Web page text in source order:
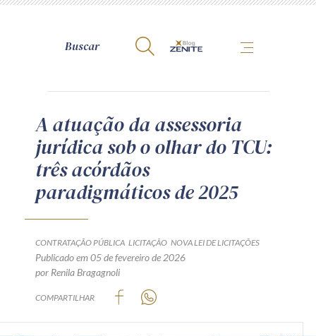
A Zênite
Como publicar conosco
Site da Zênite
Contato
Política de Privacidade
Guia de Direitos dos Titulares de Dados
Encarregado (contato)
A atuação da assessoria
jurídica sob o olhar do TCU:
três acórdãos
paradigmáticos de 2025
CONTRATAÇÃO PÚBLICA LICITAÇÃO NOVA LEI DE LICITAÇÕES
Publicado em 05 de fevereiro de 2026
por Renila Bragagnoli
COMPARTILHAR